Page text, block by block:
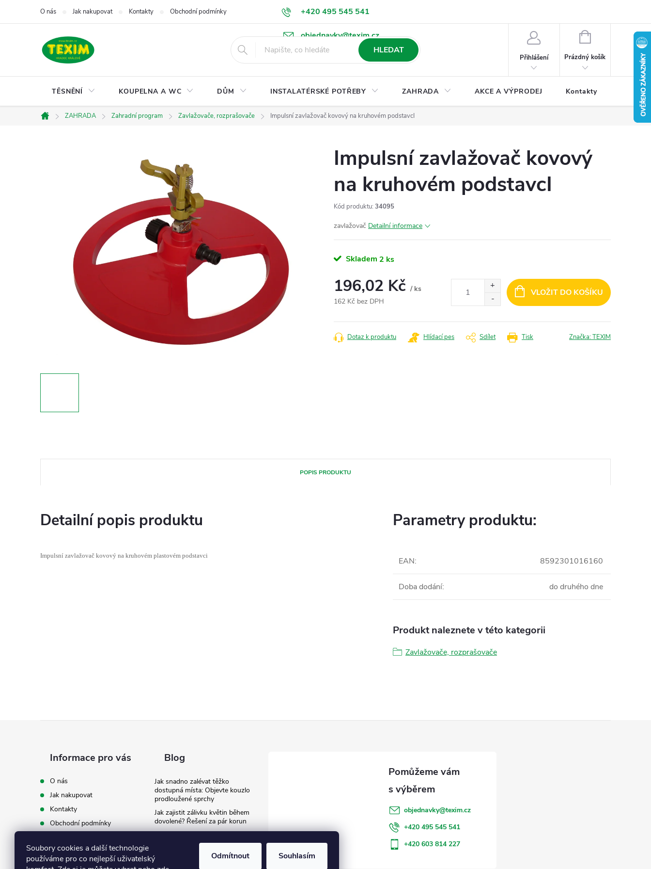
Soubory cookies a další technologie
používáme pro co nejlepší uživatelský
Odmítnout Souhlasím
+420 495 545 541
objednavky@texim.cz
O nás Jak nakupovat Kontakty Obchodní podmínky Podmínky ochrany osobních údajů Ke stažení
HLEDAT
Přihlášení
NÁKUPNÍ
Prázdný košík
TĚSNĚNÍ KOUPELNA A WC DŮM INSTALATÉRSKÉ POTŘEBY ZAHRADA AKCE A VÝPRODEJ Kontakty
Domů
ZAHRADA Zahradní program Zavlažovače, rozprašovače Impulsní zavlažovač kovový na kruhovém podstavcI
Impulsní zavlažovač kovový
na kruhovém podstavcI
Kód produktu: 34095
zavlažovač Detailní informace
Skladem 2 ks
196,02 Kč / ks
162 Kč bez DPH
cena:
VLOŽIT DO KOŠÍKU
Tisk
Dotaz k produktu Hlídací pes Sdílet Značka:TEXIM
POPIS PRODUKTU
Detailní popis produktu
Impulsní zavlažovač kovový na kruhovém plastovém podstavci
Parametry produktu:
EAN: 8592301016160
Doba dodání: do druhého dne
Produkt naleznete v této kategorii
Zavlažovače, rozprašovače
Informace pro vás
O nás
Jak nakupovat
Kontakty
Obchodní podmínky
údajů
Ke stažení
Blog
Jak snadno zalévat těžko
dostupná místa: Objevte kouzlo
prodloužené sprchy
Jak zajistit zálivku květin během
dovolené? Řešení za pár korun
záda při zalévání
objednavky@texim.cz
+420 495 545 541
+420 603 814 227